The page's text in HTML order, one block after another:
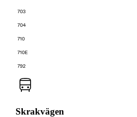
703
704
710
710E
792
Skrakvägen